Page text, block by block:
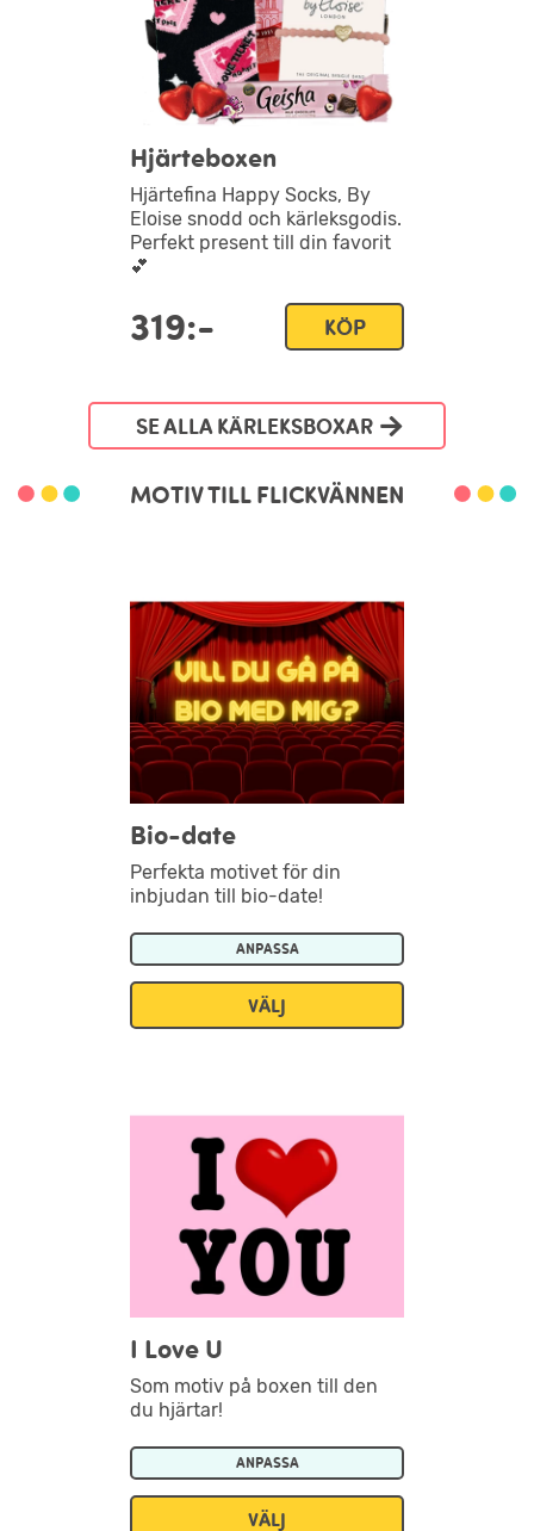
Hjärteboxen
Hjärtefina Happy Socks, By
Eloise snodd och kärleksgodis.
Perfekt present till din favorit
💕
319:- KÖP
SE ALLA KÄRLEKSBOXAR
MOTIV TILL FLICKVÄNNEN
Bio-date
Perfekta motivet för din
inbjudan till bio-date!
ANPASSA
VÄLJ
I Love U
Som motiv på boxen till den
du hjärtar!
ANPASSA
VÄLJ